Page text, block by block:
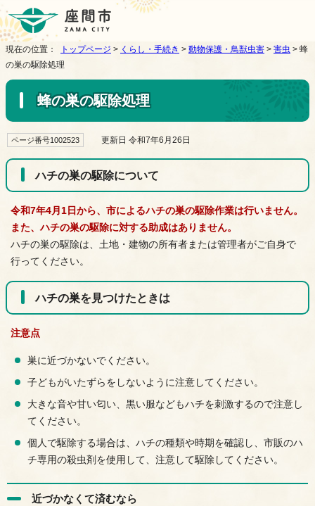
現在の位置： トップページ > くらし・手続き > 動物保護・鳥獣虫害 > 害虫 > 蜂
の巣の駆除処理
蜂の巣の駆除処理
ページ番号1002523 更新日 令和7年6月26日
ハチの巣の駆除について
令和7年4月1日から、市によるハチの巣の駆除作業は行いません。
また、ハチの巣の駆除に対する助成はありません。
ハチの巣の駆除は、土地・建物の所有者または管理者がご自身で
行ってください。
ハチの巣を見つけたときは
注意点
巣に近づかないでください。
子どもがいたずらをしないように注意してください。
大きな音や甘い匂い、黒い服などもハチを刺激するので注意し
てください。
個人で駆除する場合は、ハチの種類や時期を確認し、市販のハ
チ専用の殺虫剤を使用して、注意して駆除してください。
近づかなくて済むなら